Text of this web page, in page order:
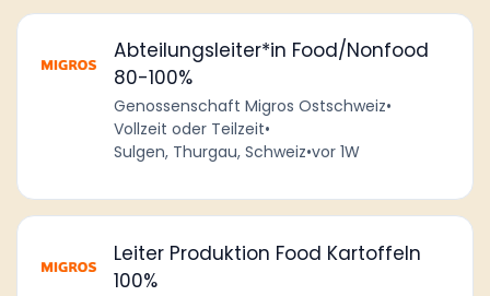
Abteilungsleiter*in Food/Nonfood
80-100%
Genossenschaft Migros Ostschweiz•
Vollzeit oder Teilzeit•
Sulgen, Thurgau, Schweiz•vor 1W
Leiter Produktion Food Kartoffeln
100%